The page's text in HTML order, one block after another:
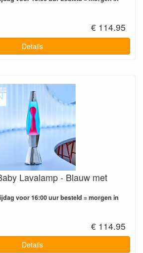
€ 114.95
Details
Lavalamp - Blauw met
voor 16:00 uur besteld = morgen in
€ 114.95
Details